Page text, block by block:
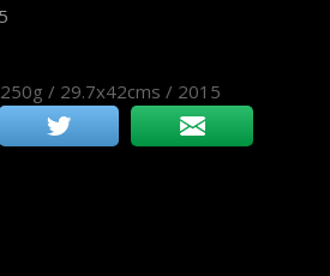
/ 29.7x42cms / 2015